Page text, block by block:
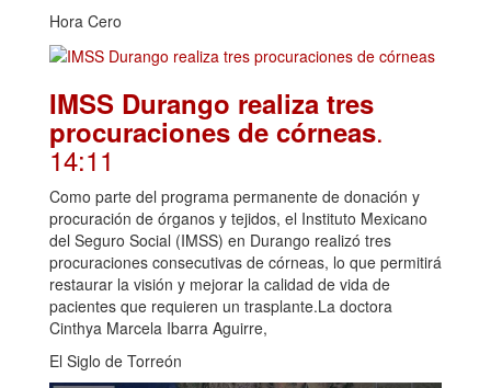
Hora Cero
IMSS Durango realiza tres
procuraciones de córneas.
14:11
Como parte del programa permanente de donación y
procuración de órganos y tejidos, el Instituto Mexicano
del Seguro Social (IMSS) en Durango realizó tres
procuraciones consecutivas de córneas, lo que permitirá
restaurar la visión y mejorar la calidad de vida de
pacientes que requieren un trasplante.La doctora
Cinthya Marcela Ibarra Aguirre,
El Siglo de Torreón